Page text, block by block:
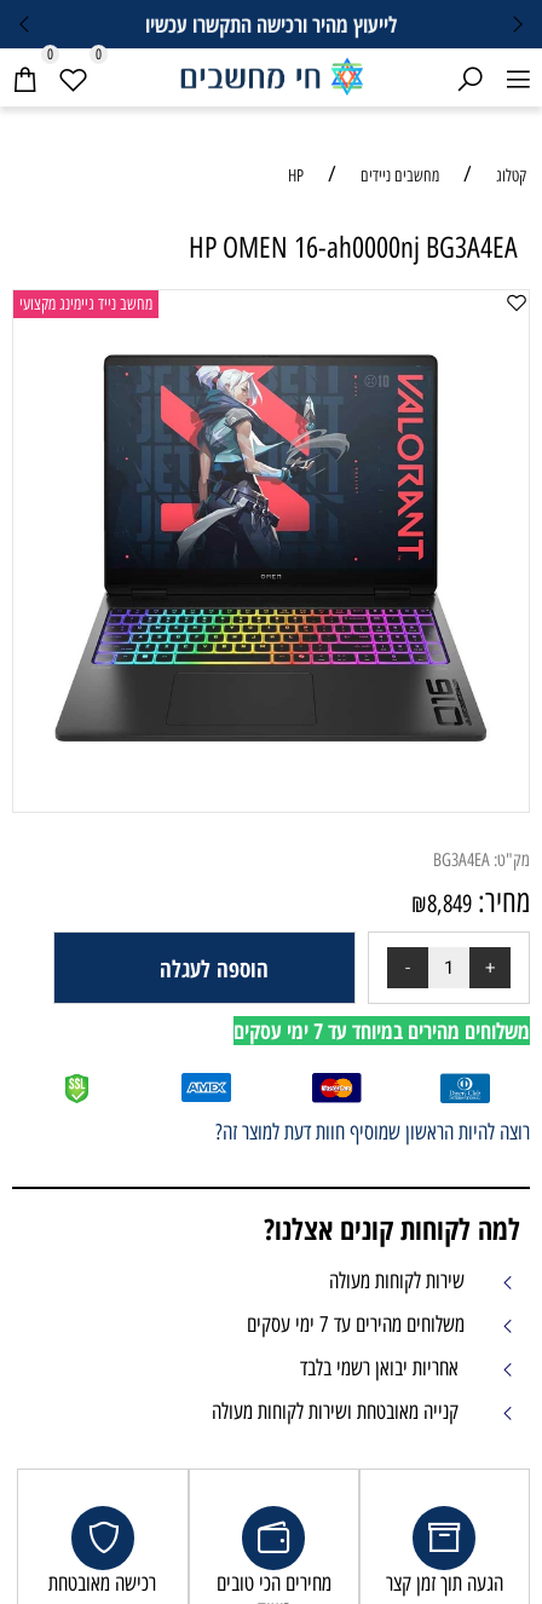
לייעוץ מהיר ורכישה התקשרו עכשיו
0 0
קטלוג / מחשבים ניידים /
HP
HP OMEN 16-ah0000nj BG3A4EA
מחשב נייד גיימינג מקצועי
מק"ט: BG3A4EA
מחיר: ₪8,849
הוספה לעגלה
משלוחים מהירים במיוחד עד 7 ימי עסקים
רוצה להיות הראשון שמוסיף חוות דעת למוצר זה?
למה לקוחות קונים אצלנו?
שירות לקוחות מעולה
משלוחים מהירים עד 7 ימי עסקים
אחריות יבואן רשמי בלבד
קנייה מאובטחת ושירות לקוחות מעולה
הגעה תוך זמן קצר
מחירים הכי טובים
רכישה מאובטחת